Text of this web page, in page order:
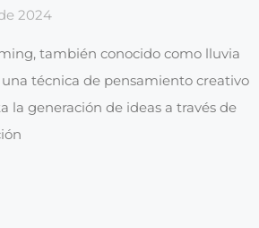
2024
también conocido como lluvia
una técnica de pensamiento creativo
la generación de ideas a través de